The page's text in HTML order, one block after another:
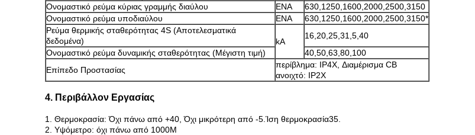
Ονομαστικό ρεύμα κύριας γραμμής διαύλου
ΕΝΑ
630,1250,1600,2000,2500,3150
Ονομαστικό ρεύμα υποδιαύλου
ΕΝΑ
630,1250,1600,2000,2500,3150*
Ρεύμα θερμικής σταθερότητας 4S (Αποτελεσματικά
δεδομένα)
kA
16,20,25,31,5,40
Ονομαστικό ρεύμα δυναμικής σταθερότητας (Μέγιστη τιμή)
40,50,63,80,100
Επίπεδο Προστασίας
περίβλημα: IP4X, Διαμέρισμα CB
ανοιχτό: IP2X
4. Περιβάλλον Εργασίας
1. Θερμοκρασία: Όχι πάνω από +40, Όχι μικρότερη από -5.Ίση θερμοκρασία35.
2. Υψόμετρο: όχι πάνω από 1000M